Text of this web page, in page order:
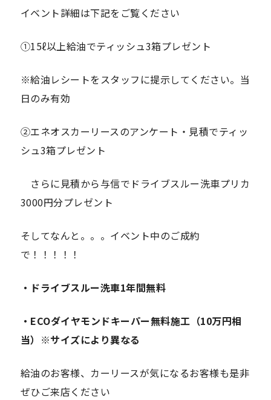
イベント詳細は下記をご覧ください
①15ℓ以上給油でティッシュ3箱プレゼント
※給油レシートをスタッフに提示してください。当
日のみ有効
②エネオスカーリースのアンケート・見積でティッ
シュ3箱プレゼント
さらに見積から与信でドライブスルー洗車プリカ
3000円分プレゼント
そしてなんと。。。イベント中のご成約
で！！！！！
・ドライブスルー洗車1年間無料
・ECOダイヤモンドキーパー無料施工（10万円相
当）※サイズにより異なる
給油のお客様、カーリースが気になるお客様も是非
ぜひご来店ください